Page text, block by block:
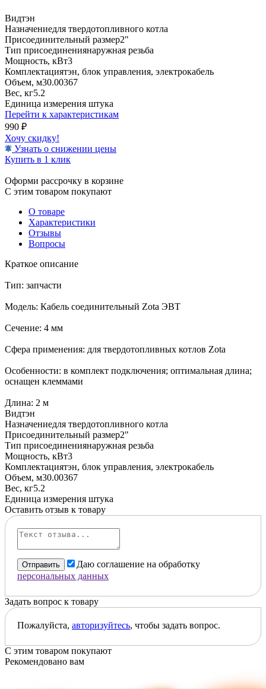
Видтэн
Назначениедля твердотопливного котла
Присоединительный размер2"
Тип присоединениянаружная резьба
Мощность, кВт3
Комплектациятэн, блок управления, электрокабель
Объем, м30.00367
Вес, кг5.2
Единица измерения штука
Перейти к характеристикам
990 ₽
Хочу скидку!
Узнать о снижении цены
Купить в 1 клик
Оформи рассрочку в корзине
С этим товаром покупают
О товаре
Характеристики
Отзывы
Вопросы
Краткое описание
Тип: запчасти
Модель: Кабель соединительный Zota ЭВТ
Сечение: 4 мм
Сфера применения: для твердотопливных котлов Zota
Особенности: в комплект подключения; оптимальная длина;
оснащен клеммами
Длина: 2 м
Видтэн
Назначениедля твердотопливного котла
Присоединительный размер2"
Тип присоединениянаружная резьба
Мощность, кВт3
Комплектациятэн, блок управления, электрокабель
Объем, м30.00367
Вес, кг5.2
Единица измерения штука
Оставить отзыв к товару
Отправить
Даю соглашение на обработку
персональных данных
Задать вопрос к товару
Пожалуйста, авторизуйтесь, чтобы задать вопрос.
С этим товаром покупают
Рекомендовано вам